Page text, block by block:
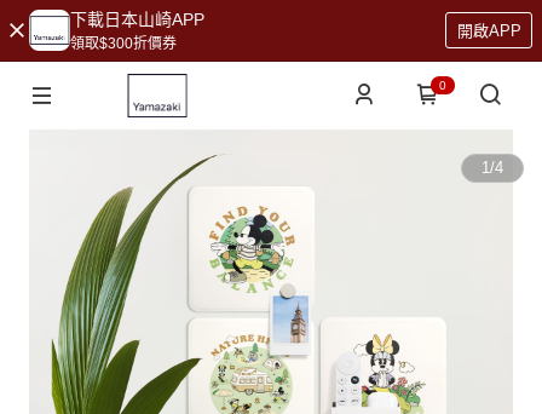
下載日本山崎APP
領取$300折價券
開啟APP
0
1/4